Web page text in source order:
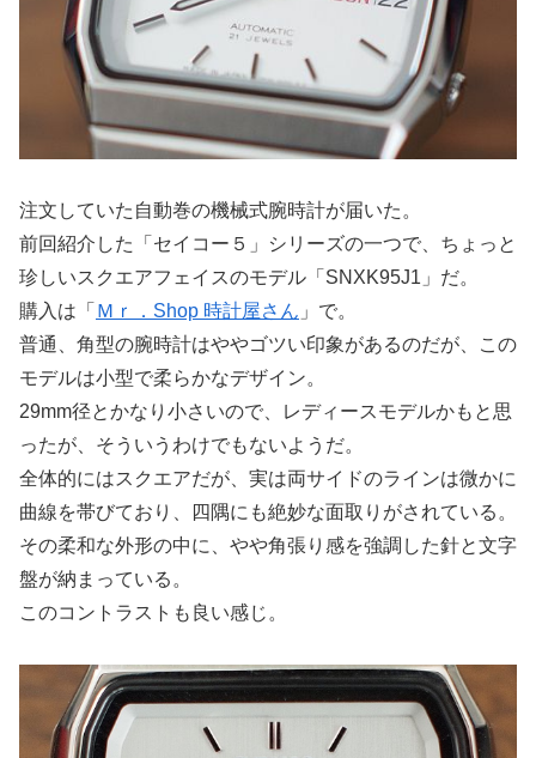
注文していた自動巻の機械式腕時計が届いた。
前回紹介した「セイコー５」シリーズの一つで、ちょっと
珍しいスクエアフェイスのモデル「SNXK95J1」だ。
購入は「 Ｍｒ．Shop 時計屋さん 」で。
普通、角型の腕時計はややゴツい印象があるのだが、この
モデルは小型で柔らかなデザイン。
29mm径とかなり小さいので、レディースモデルかもと思
ったが、そういうわけでもないようだ。
全体的にはスクエアだが、実は両サイドのラインは微かに
曲線を帯びており、四隅にも絶妙な面取りがされている。
その柔和な外形の中に、やや角張り感を強調した針と文字
盤が納まっている。
このコントラストも良い感じ。